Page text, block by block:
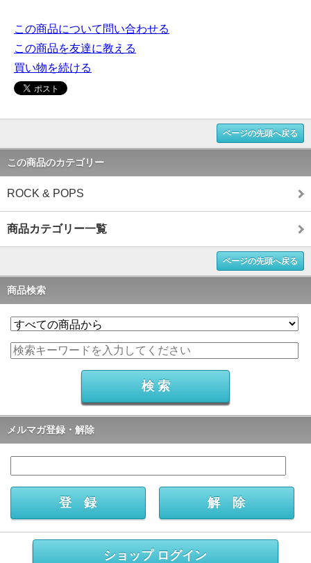
この商品について問い合わせる
この商品を友達に教える
買い物を続ける
ページの先頭へ戻る
この商品のカテゴリー
ROCK & POPS
商品カテゴリー一覧
ページの先頭へ戻る
商品検索
メルマガ登録・解除
ショップ ログイン